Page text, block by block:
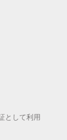
として利用